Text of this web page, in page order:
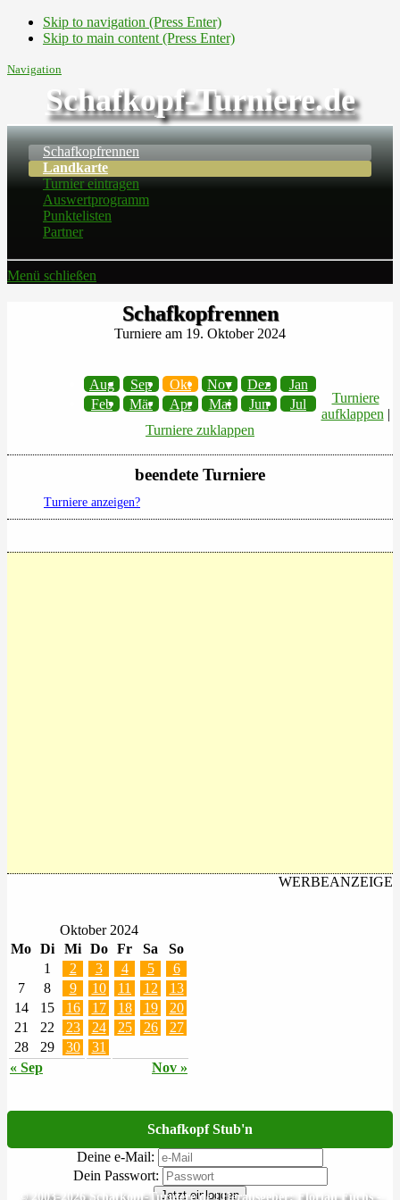
Skip to navigation (Press Enter)
Skip to main content (Press Enter)
Navigation
Schafkopf-Turniere.de
Schafkopfrennen
Landkarte
Turnier eintragen
Auswertprogramm
Punktelisten
Partner
Menü schließen
Schafkopfrennen
Turniere am 19. Oktober 2024
Aug Sep Okt Nov Dez
Jan
Feb
Mär Apr Mai Jun Jul
Turniere
aufklappen |
Turniere zuklappen
beendete Turniere
Turniere anzeigen?
WERBEANZEIGE
Oktober 2024
Mo Di Mi Do Fr Sa So
« Sep Nov »
1 2 3 4 5
6
7
8 9 10 11 12
13
14
15 16 17 18 19
20
21
22 23 24 25 26
27
28
29 30 31
Schafkopf Stub'n
Deine e-Mail:
Dein Passwort:
Jetzt einloggen
© 2003-2026 Schafkopf-Turniere.de | Herausgeber: Florian Fuchs -